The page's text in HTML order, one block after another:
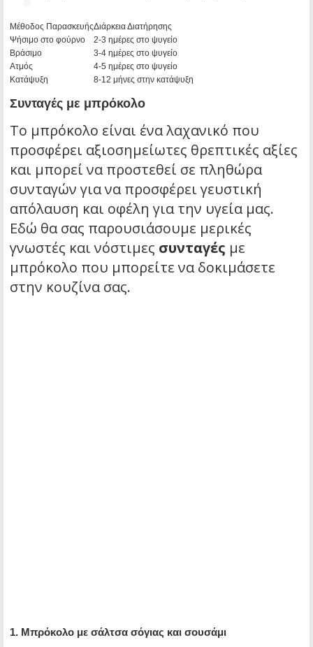
Μέθοδος ΠαρασκευήςΔιάρκεια Διατήρησης
Ψήσιμο στο φούρνο
2-3 ημέρες στο ψυγείο
Βράσιμο
3-4 ημέρες στο ψυγείο
Ατμός
4-5 ημέρες στο ψυγείο
Κατάψυξη
8-12 μήνες στην κατάψυξη
Συνταγές με μπρόκολο
Το μπρόκολο είναι ένα λαχανικό που
προσφέρει αξιοσημείωτες θρεπτικές αξίες
και μπορεί να προστεθεί σε πληθώρα
συνταγών για να προσφέρει γευστική
απόλαυση και οφέλη για την υγεία μας.
Εδώ θα σας παρουσιάσουμε μερικές
γνωστές και νόστιμες συνταγές με
μπρόκολο που μπορείτε να δοκιμάσετε
στην κουζίνα σας.
1. Μπρόκολο με σάλτσα σόγιας και σουσάμι